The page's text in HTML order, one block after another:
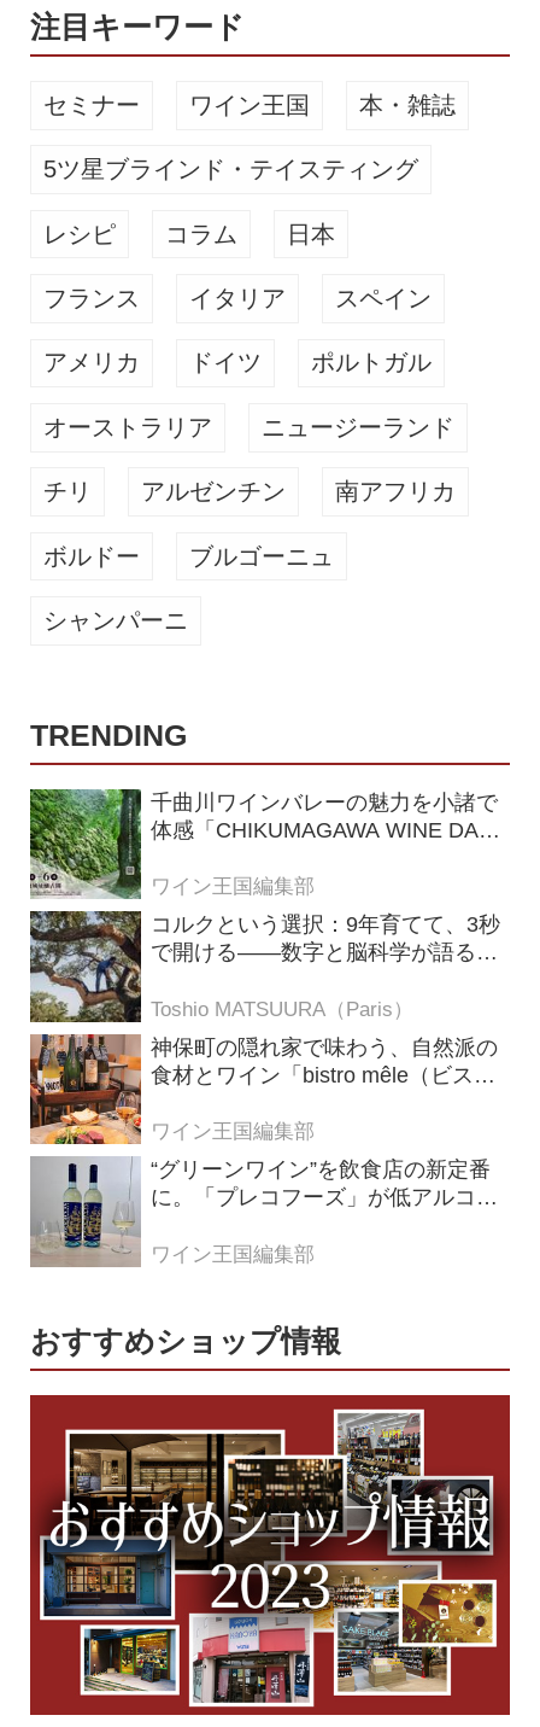
注目キーワード
セミナー ワイン王国 本・雑誌
5ツ星ブラインド・テイスティング
レシピ コラム 日本
フランス イタリア スペイン
アメリカ ドイツ ポルトガル
オーストラリア ニュージーランド
チリ アルゼンチン 南アフリカ
ボルドー ブルゴーニュ
シャンパーニ
TRENDING
千曲川ワインバレーの魅力を小諸で
体感「CHIKUMAGAWA WINE DAYS
ワイン王国編集部
コルクという選択：9年育てて、3秒
で開ける——数字と脳科学が語る栓
Toshio MATSUURA（Paris）
神保町の隠れ家で味わう、自然派の
食材とワイン「bistro mêle（ビスト
ワイン王国編集部
“グリーンワイン”を飲食店の新定番
に。「プレコフーズ」が低アルコー
ワイン王国編集部
おすすめショップ情報